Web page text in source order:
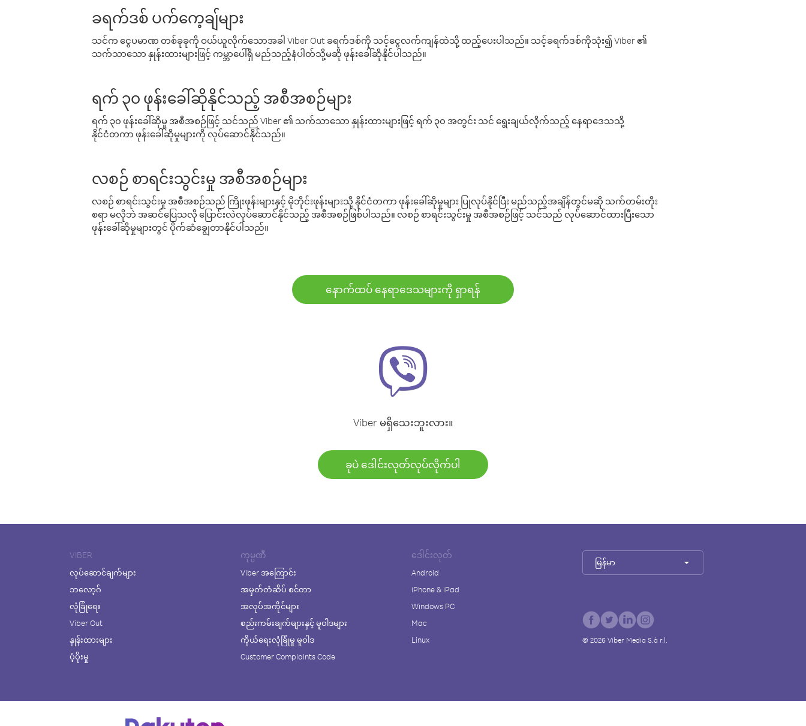
ခရက်ဒစ် ပက်ကေ့ချ်များ
သင်က ငွေပမာဏ တစ်ခုခုကို ဝယ်ယူလိုက်သောအခါ Viber Out ခရက်ဒစ်ကို သင့်ငွေလက်ကျန်ထဲသို့ ထည့်ပေးပါသည်။ သင့်ခရက်ဒစ်ကိုသုံး၍ Viber ၏
သက်သာသော နှုန်းထားများဖြင့် ကမ္ဘာပေါ်ရှိ မည်သည့်နံပါတ်သို့မဆို ဖုန်းခေါ်ဆိုနိုင်ပါသည်။
ရက် ၃၀ ဖုန်းခေါ်ဆိုနိုင်သည့် အစီအစဉ်များ
ရက် ၃၀ ဖုန်းခေါ်ဆိုမှု အစီအစဉ်ဖြင့် သင်သည် Viber ၏ သက်သာသော နှုန်းထားများဖြင့် ရက် ၃၀ အတွင်း သင် ရွေးချယ်လိုက်သည့် နေရာဒေသသို့
နိုင်ငံတကာ ဖုန်းခေါ်ဆိုမှုများကို လုပ်ဆောင်နိုင်သည်။
လစဉ် စာရင်းသွင်းမှု အစီအစဉ်များ
လစဉ် စာရင်းသွင်းမှု အစီအစဉ်သည် ကြိုးဖုန်းများနှင့် မိုဘိုင်းဖုန်းများသို့ နိုင်ငံတကာ ဖုန်းခေါ်ဆိုမှုများ ပြုလုပ်နိုင်ပြီး မည်သည့်အချိန်တွင်မဆို သက်တမ်းတိုး
စရာ မလိုဘဲ အဆင်ပြေသလို ပြောင်းလဲလုပ်ဆောင်နိုင်သည့် အစီအစဉ်ဖြစ်ပါသည်။ လစဉ် စာရင်းသွင်းမှု အစီအစဉ်ဖြင့် သင်သည် လုပ်ဆောင်ထားပြီးသော
ဖုန်းခေါ်ဆိုမှုများတွင် ပိုက်ဆံချွေတာနိုင်ပါသည်။
နောက်ထပ် နေရာဒေသများကို ရှာရန်
Viber မရှိသေးဘူးလား။
ခုပဲ ဒေါင်းလုတ်လုပ်လိုက်ပါ
VIBER
လုပ်ဆောင်ချက်များ
ဘလော့ဂ်
လုံခြုံရေး
Viber Out
နှုန်းထားများ
ပံ့ပိုးမှု
ကုမ္ပဏီ
Viber အကြောင်း
အမှတ်တံဆိပ် စင်တာ
အလုပ်အကိုင်များ
စည်းကမ်းချက်များနှင့် မူဝါဒများ
ကိုယ်ရေးလုံခြုံမှု မူဝါဒ
Customer Complaints Code
ဒေါင်းလုတ်
Android
iPhone & iPad
Windows PC
Mac
Linux
မြန်မာ
© 2026 Viber Media S.à r.l.